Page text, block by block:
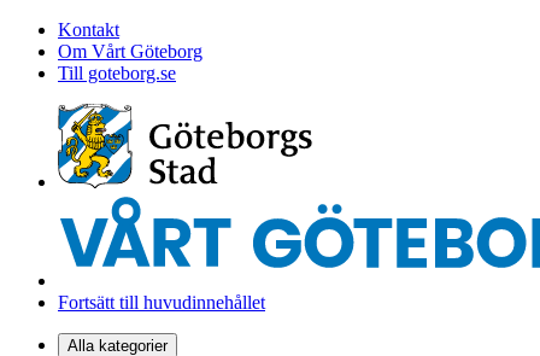
Kontakt
Om Vårt Göteborg
Till goteborg.se
Fortsätt till huvudinnehållet
Alla kategorier